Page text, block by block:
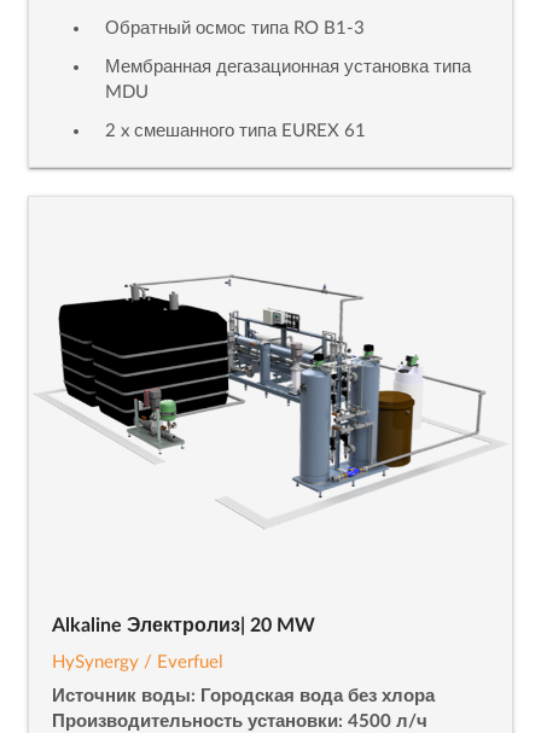
Обратный осмос типа RO B1-3
Мембранная дегазационная установка типа
MDU
2 x смешанного типа EUREX 61
Alkaline Электролиз| 20 MW
HySynergy / Everfuel
Источник воды: Городская вода без хлора
Производительность установки: 4500 л/ч